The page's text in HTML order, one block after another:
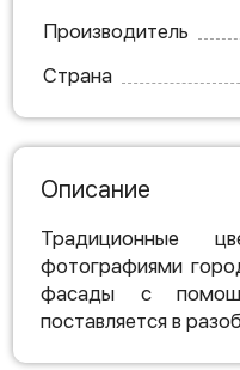
Производитель
Страна
Описание
Традиционные
фотографиями
фасады с
поставляется в